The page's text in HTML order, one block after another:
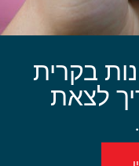
בקרית
לצאת